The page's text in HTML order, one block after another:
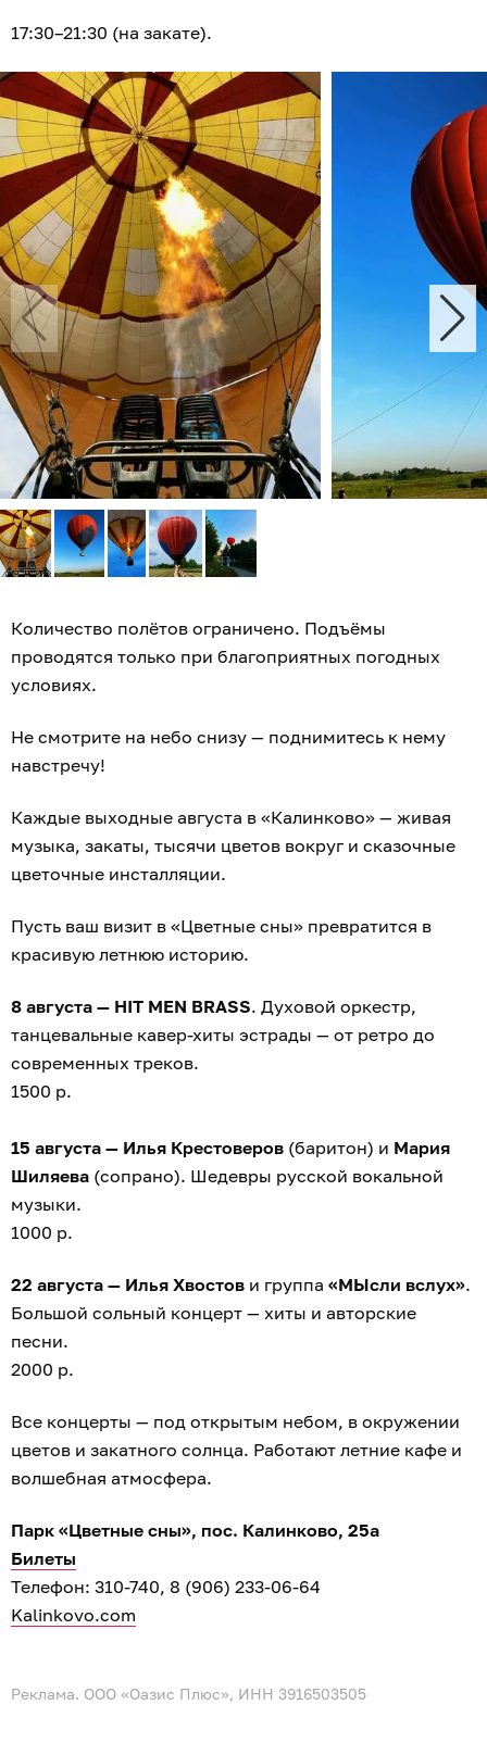
17:30–21:30 (на закате).
Количество полётов ограничено. Подъёмы
проводятся только при благоприятных погодных
условиях.
Не смотрите на небо снизу — поднимитесь к нему
навстречу!
Каждые выходные августа в «Калинково» — живая
музыка, закаты, тысячи цветов вокруг и сказочные
цветочные инсталляции.
Пусть ваш визит в «Цветные сны» превратится в
красивую летнюю историю.
8 августа — HIT MEN BRASS. Духовой оркестр,
танцевальные кавер-хиты эстрады — от ретро до
современных треков.
1500 р.
15 августа — Илья Крестоверов (баритон) и Мария
Шиляева (сопрано). Шедевры русской вокальной
музыки.
1000 р.
22 августа — Илья Хвостов и группа «МЫсли вслух».
Большой сольный концерт — хиты и авторские
песни.
2000 р.
Все концерты — под открытым небом, в окружении
цветов и закатного солнца. Работают летние кафе и
волшебная атмосфера.
Парк «Цветные сны», пос. Калинково, 25а
Билеты
Телефон: 310-740, 8 (906) 233-06-64
Kalinkovo.com
Реклама. ООО «Оазис Плюс», ИНН 3916503505